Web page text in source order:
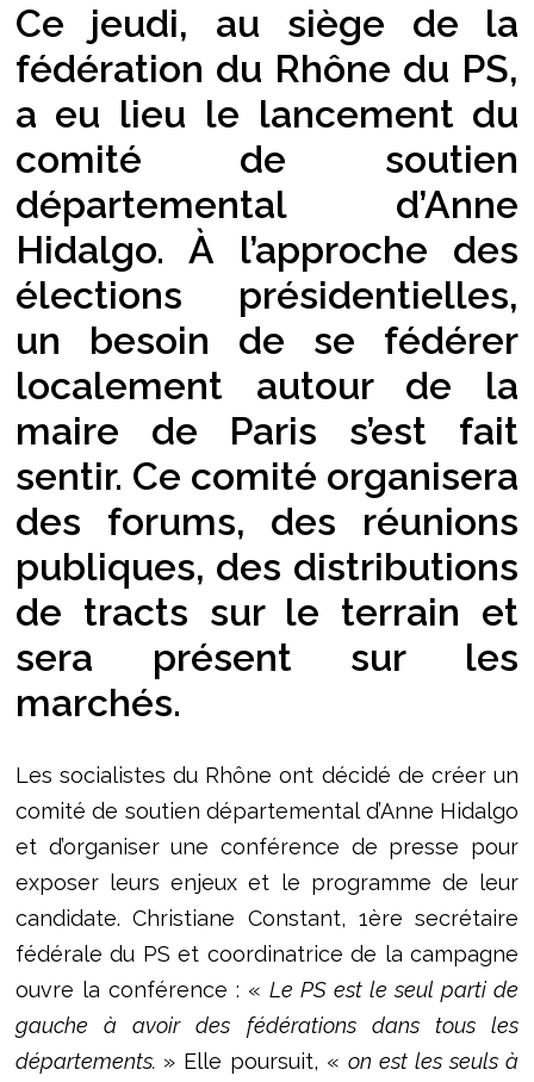
Ce jeudi, au siège de la
fédération du Rhône du PS,
a eu lieu le lancement du
comité de soutien
départemental d’Anne
Hidalgo. À l’approche des
élections présidentielles,
un besoin de se fédérer
localement autour de la
maire de Paris s’est fait
sentir. Ce comité organisera
des forums, des réunions
publiques, des distributions
de tracts sur le terrain et
sera présent sur les
marchés.
Les socialistes du Rhône ont décidé de créer un
comité de soutien départemental d’Anne Hidalgo
et d’organiser une conférence de presse pour
exposer leurs enjeux et le programme de leur
candidate. Christiane Constant, 1ère secrétaire
fédérale du PS et coordinatrice de la campagne
ouvre la conférence : « Le PS est le seul parti de
gauche à avoir des fédérations dans tous les
départements. » Elle poursuit, «on est les seuls à